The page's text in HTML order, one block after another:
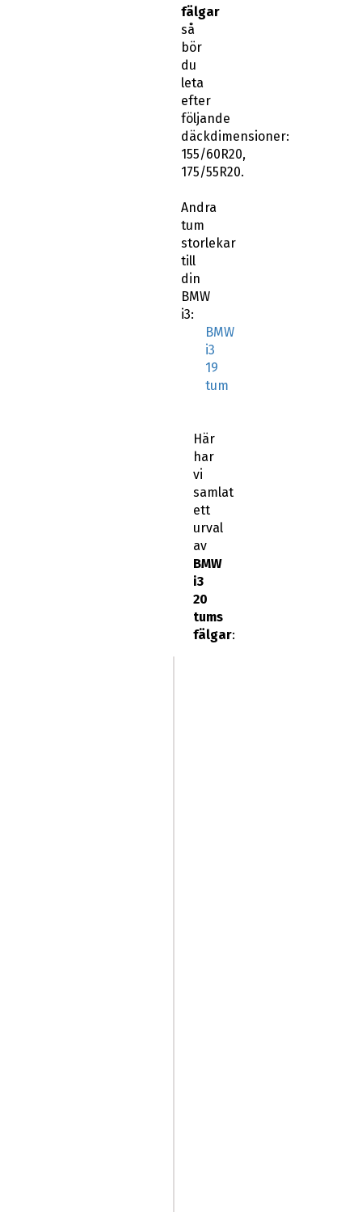
fälgar
så
bör
du
leta
efter
följande
däckdimensioner:
155/60R20,
175/55R20.
Andra
tum
storlekar
till
din
BMW
i3:
BMW
i3
19
tum
Här
har
vi
samlat
ett
urval
av
BMW
i3
20
tums
fälgar: